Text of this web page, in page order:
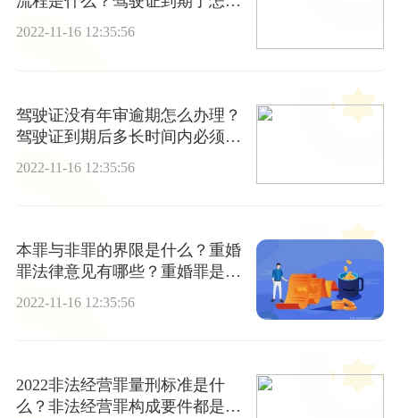
换证？
2022-11-16 12:35:56
驾驶证没有年审逾期怎么办理？
驾驶证到期后多长时间内必须换
2022-11-16 12:35:56
本罪与非罪的界限是什么？重婚
罪法律意见有哪些？重婚罪是如
2022-11-16 12:35:56
2022非法经营罪量刑标准是什
么？非法经营罪构成要件都是什